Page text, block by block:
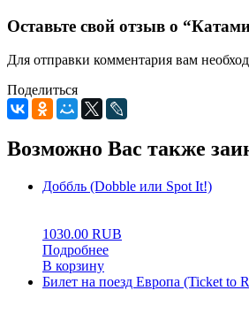
Оставьте свой отзыв о
Для отправки комментария вам
Поделиться
Возможно Вас также
Доббль (Dobble или Spot It!)
1030.00 RUB
Подробнее
В корзину
Билет на поезд Европа (Ticket to